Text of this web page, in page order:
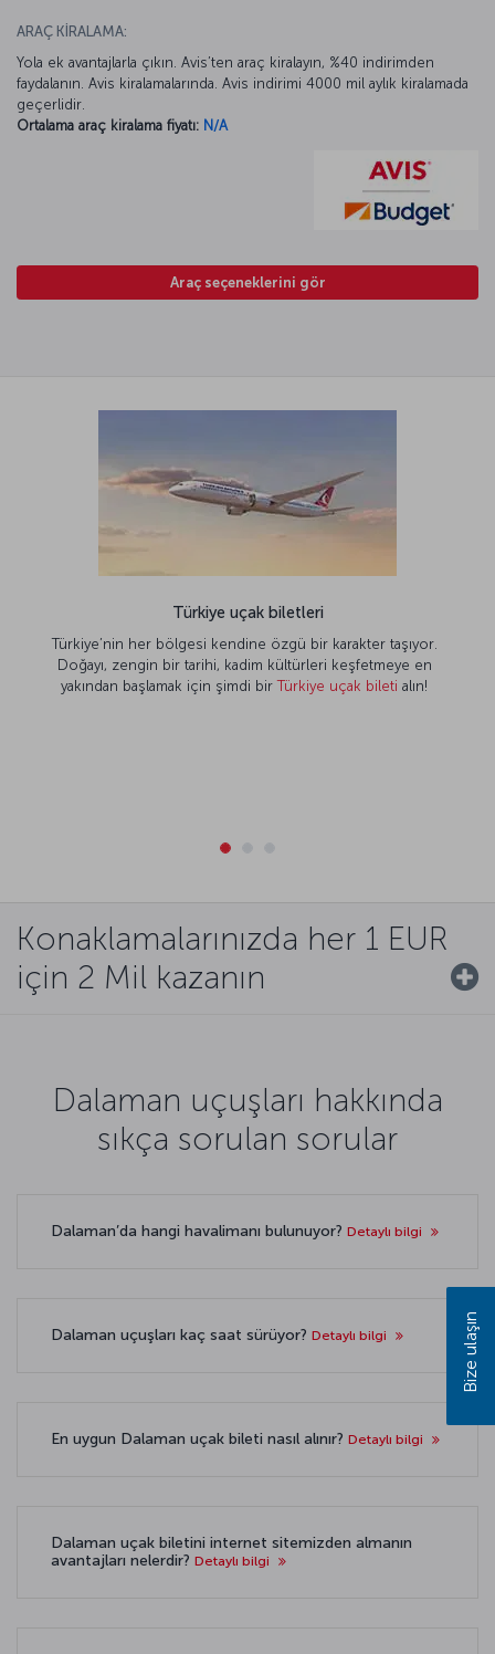
ARAÇ KİRALAMA:
Yola ek avantajlarla çıkın. Avis’ten araç kiralayın, %40 indirimden
faydalanın. Avis kiralamalarında. Avis indirimi 4000 mil aylık kiralamada
geçerlidir.
Ortalama araç kiralama fiyatı: N/A
Araç seçeneklerini gör
Türkiye uçak biletleri
Türkiye’nin her bölgesi kendine özgü bir karakter taşıyor.
Doğayı, zengin bir tarihi, kadim kültürleri keşfetmeye en
yakından başlamak için şimdi birTürkiye uçak bileti alın!
Konaklamalarınızda her 1 EUR
için 2 Mil kazanın
Dalaman uçuşları hakkında
sıkça sorulan sorular
Dalaman’da hangi havalimanı bulunuyor? Detaylı bilgi
Dalaman uçuşları kaç saat sürüyor? Detaylı bilgi
En uygun Dalaman uçak bileti nasıl alınır? Detaylı bilgi
Dalaman uçak biletini internet sitemizden almanın
avantajları nelerdir? Detaylı bilgi
Bize ulaşın